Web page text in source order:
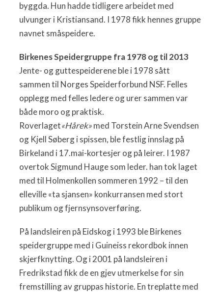
byggda. Hun hadde tidligere arbeidet med
ulvunger i Kristiansand. I 1978 fikk hennes gruppe
navnet småspeidere.
Birkenes Speidergruppe fra 1978 og til 2013
Jente- og guttespeiderene ble i 1978 sått
sammen til Norges Speiderforbund NSF. Felles
opplegg med felles ledere og urer sammen var
både moro og praktisk.
Roverlaget«Hårek»med Torstein Arne Svendsen
og Kjell Søberg i spissen, ble festlig innslag på
Birkeland i 17.mai-kortesjer og på leirer. I 1987
overtok Sigmund Hauge som leder. han tok laget
med til Holmenkollen sommeren 1992 – til den
elleville «ta sjansen» konkurransen med stort
publikum og fjernsynsoverføring.
På landsleiren på Eidskog i 1993 ble Birkenes
speidergruppe med i Guineiss rekordbok innen
skjerfknytting. Og i 2001 på landsleiren i
Fredrikstad fikk de en gjev utmerkelse for sin
fremstilling av gruppas historie. En treplatte med